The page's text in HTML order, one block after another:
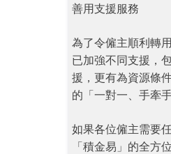
善用支援服務
為了令僱主順利轉
已加強不同支援，
援，更有為資源條
的「一對一、手牽
如果各位僱主需要
「積金易」的全方